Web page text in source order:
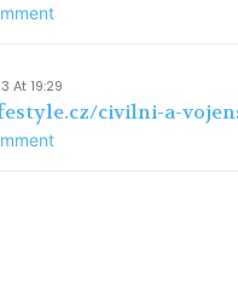
At 19:29
civilni-a-